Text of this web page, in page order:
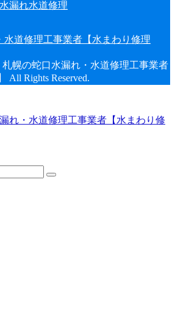
漏れ水道修理
札幌の蛇口水漏れ・水道修理工事業者
All Rights Reserved.